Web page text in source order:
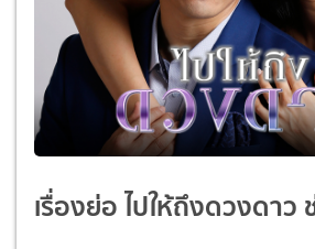
เรื่องย่อ ไปให้ถึงดวงดาว